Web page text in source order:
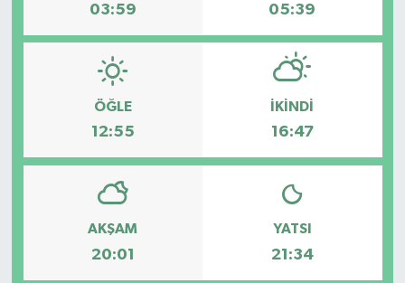
03:59 05:39
ÖĞLE
12:55
İKINDI
16:47
AKŞAM
20:01
YATSI
21:34